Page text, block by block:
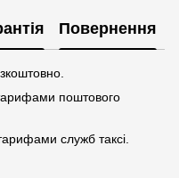
Повернення
поштового
служб таксі.